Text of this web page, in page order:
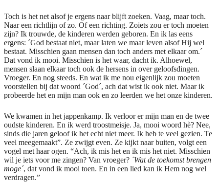
Toch is het net alsof je ergens naar blijft zoeken. Vaag, maar toch.
Naar een richtlijn of zo. Of een richting. Zoiets zou er toch moeten
zijn? Ik trouwde, de kinderen werden geboren. En ik las eens
ergens: ´God bestaat niet, maar laten we maar leven alsof Hij wel
bestaat. Misschien gaan mensen dan toch anders met elkaar om.´
Dat vond ik mooi. Misschien is het waar, dacht ik. Alhoewel,
mensen slaan elkaar toch ook de hersens in over geloofsdingen.
Vroeger. En nog steeds. En wat ik me nou eigenlijk zou moeten
voorstellen bij dat woord ´God´, ach dat wist ik ook niet. Maar ik
probeerde het en mijn man ook en zo leerden we het onze kinderen.
We kwamen in het jappenkamp. Ik verloor er mijn man en de twee
oudste kinderen. En ik werd troostmeisje. Ja, mooi woord hè? Nee,
sinds die jaren geloof ik het echt niet meer. Ik heb te veel gezien. Te
veel meegemaakt”. Ze zwijgt even. Ze kijkt naar buiten, volgt een
vogel met haar ogen. “Ach, ik mis het en ik mis het niet. Misschien
wil je iets voor me zingen? Van vroeger? ´Wat de toekomst brengen
moge´, dat vond ik mooi toen. En in een lied kan ik Hem nog wel
verdragen.”